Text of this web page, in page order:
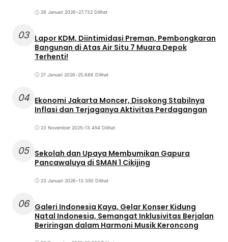
28 Januari 2026•27.732 Dilihat
03 Lapor KDM, Diintimidasi Preman, Pembongkaran
Bangunan di Atas Air Situ 7 Muara Depok
Terhenti!
27 Januari 2026•25.686 Dilihat
04 Ekonomi Jakarta Moncer, Disokong Stabilnya
Inflasi dan Terjaganya Aktivitas Perdagangan
23 November 2025•13.454 Dilihat
05 Sekolah dan Upaya Membumikan Gapura
Pancawaluya di SMAN 1 Cikijing
23 Januari 2026•13.350 Dilihat
06 Galeri Indonesia Kaya, Gelar Konser Kidung
Natal Indonesia, Semangat Inklusivitas Berjalan
Beriringan dalam Harmoni Musik Keroncong